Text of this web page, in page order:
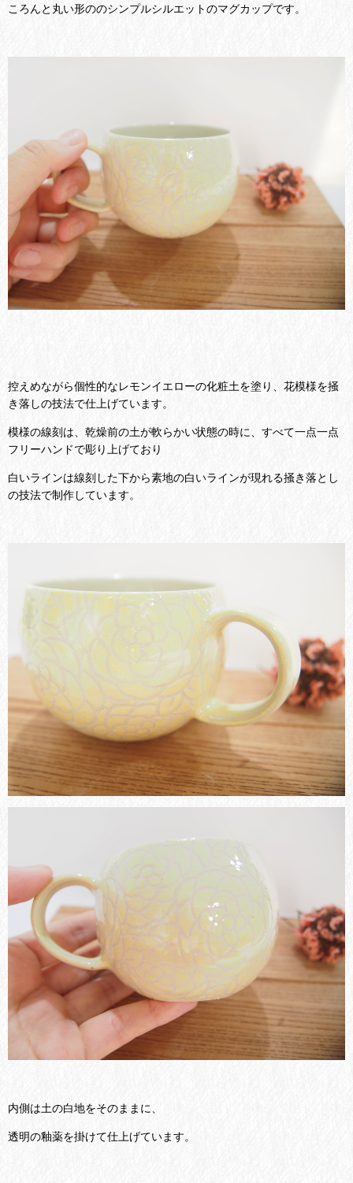
ころんと丸い形ののシンプルシルエットのマグカップです。
控えめながら個性的なレモンイエローの化粧土を塗り、花模様を掻
き落しの技法で仕上げています。
模様の線刻は、乾燥前の土が軟らかい状態の時に、すべて一点一点
フリーハンドで彫り上げており
白いラインは線刻した下から素地の白いラインが現れる掻き落とし
の技法で制作しています。
内側は土の白地をそのままに、
透明の釉薬を掛けて仕上げています。